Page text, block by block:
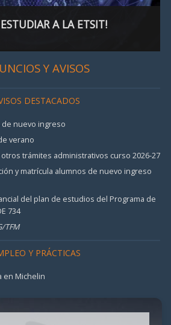
A LA ETSIT!
Y AVISOS
DESTACADOS
nuevo ingreso
verano
trámites administrativos curso 2026-27
y matrícula alumnos de nuevo ingreso
del plan de estudios del Programa de
734
TFM
Y PRÁCTICAS
en Michelin